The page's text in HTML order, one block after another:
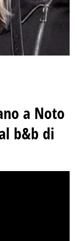
a Noto
b&b di